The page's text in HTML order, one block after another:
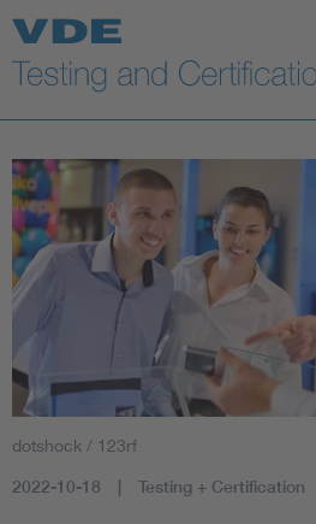
Key Topics
dotshock / 123rf
2022-10-18 Testing + Certification